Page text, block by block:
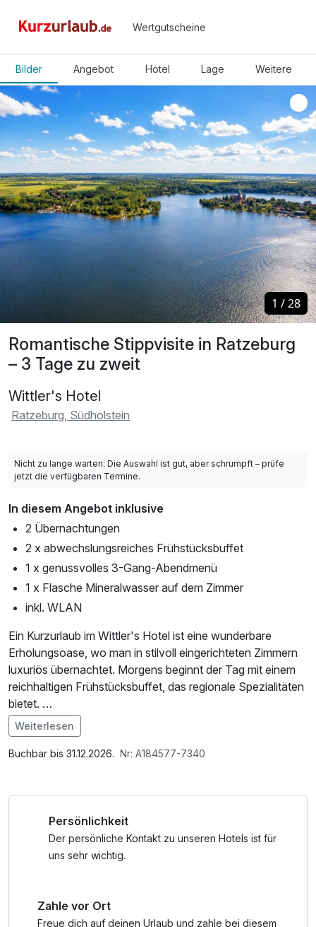
Wertgutscheine
Bilder Angebot Hotel Lage Weitere
Romantische Stippvisite in Ratzeburg
– 3 Tage zu zweit
Wittler's Hotel
Ratzeburg, Südholstein
1 /28
1 /28
Nicht zu lange warten: Die Auswahl ist gut, aber schrumpft – prüfe
jetzt die verfügbaren Termine.
In diesem Angebot inklusive
2 Übernachtungen
2 x abwechslungsreiches Frühstücksbuffet
1 x genussvolles 3-Gang-Abendmenü
1 x Flasche Mineralwasser auf dem Zimmer
inkl. WLAN
Ein Kurzurlaub im Wittler's Hotel ist eine wunderbare
Erholungsoase, wo man in stilvoll eingerichteten Zimmern
luxuriös übernachtet. Morgens beginnt der Tag mit einem
reichhaltigen Frühstücksbuffet, das regionale Spezialitäten
bietet.
Abends genießt man im eleganten Restaurant ein
köstliches Abendessen, bevor man den Tag in der Hotelbar
Im Angebot enthalten
1 Flasche Mineralwasser, W-LAN Nutzung /
Weiterlesen
Buchbar bis 31.12.2026. Nr: A184577-7340
Persönlichkeit
Der persönliche Kontakt zu unseren Hotels ist für
uns sehr wichtig.
Zahle vor Ort
Freue dich auf deinen Urlaub und zahle bei diesem